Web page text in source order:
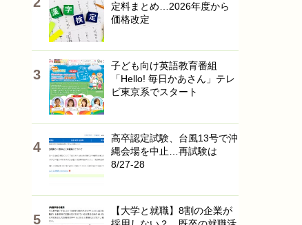
定料まとめ…2026年度から
価格改定
子ども向け英語教育番組
「Hello! 毎日かあさん」テレ
ビ東京系でスタート
高卒認定試験、台風13号で沖
縄会場を中止…再試験は
8/27-28
【大学と就職】8割の企業が